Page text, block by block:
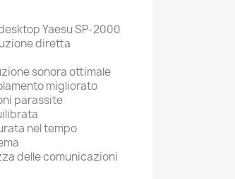
Yaesu SP-2000
diretta
sonora ottimale
migliorato
parassite
nel tempo
delle comunicazioni